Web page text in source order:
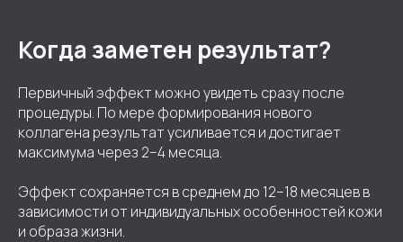
Когда заметен результат?
Первичный эффект можно увидеть сразу после
процедуры. По мере формирования нового
коллагена результат усиливается и достигает
максимума через 2–4 месяца.
Эффект сохраняется в среднем до 12–18 месяцев в
зависимости от индивидуальных особенностей кожи
и образа жизни.